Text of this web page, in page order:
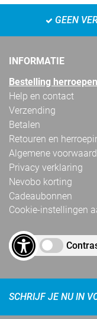
GEEN
INFORMATIE
Bestelling herroepen
Help en contact
Verzending
Betalen
Retouren en
Algemene
Privacy verklaring
Nevobo korting
Cadeaubonnen
Cookie-instellingen
SCHRIJF JE NU IN